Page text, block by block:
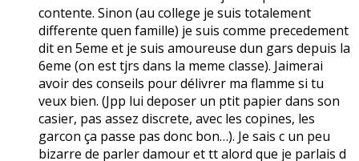
contente. Sinon (au college je suis totalement
differente quen famille) je suis comme precedement
dit en 5eme et je suis amoureuse dun gars depuis la
6eme (on est tjrs dans la meme classe). Jaimerai
avoir des conseils pour délivrer ma flamme si tu
veux bien. (Jpp lui deposer un ptit papier dans son
casier, pas assez discrete, avec les copines, les
garcon ça passe pas donc bon…). Je sais c un peu
bizarre de parler damour et tt alord que je parlais d